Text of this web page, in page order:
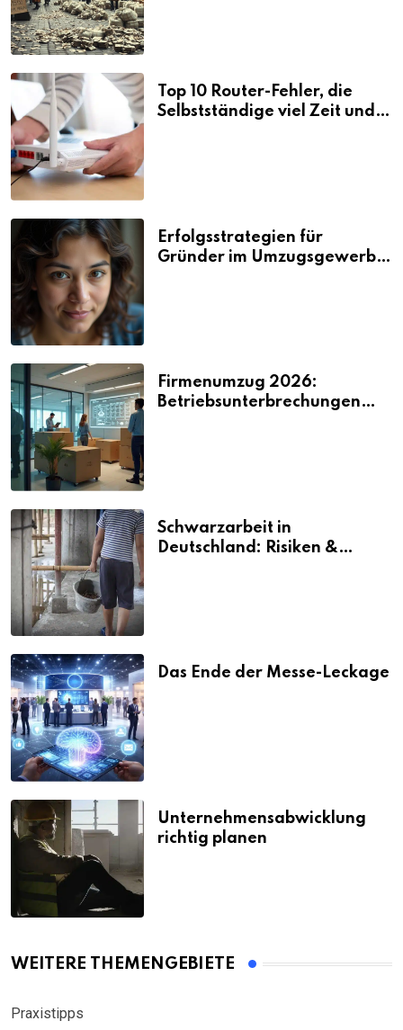
Top 10 Router-Fehler, die
Selbstständige viel Zeit und
Erfolgsstrategien für
Gründer im Umzugsgewerbe
Firmenumzug 2026:
Betriebsunterbrechungen
Schwarzarbeit in
Deutschland: Risiken &
Das Ende der Messe-Leckage
Unternehmensabwicklung
richtig planen
WEITERE THEMENGEBIETE
Praxistipps